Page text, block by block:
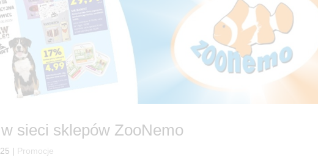
sieci sklepów ZooNemo
| Promocje